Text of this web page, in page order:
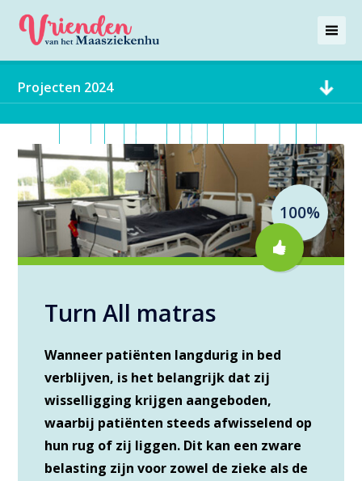
Projecten 2024
100%
Turn All matras
Wanneer patiënten langdurig in bed
verblijven, is het belangrijk dat zij
wisselligging krijgen aangeboden,
waarbij patiënten steeds afwisselend op
hun rug of zij liggen. Dit kan een zware
belasting zijn voor zowel de zieke als de